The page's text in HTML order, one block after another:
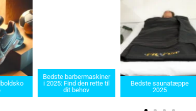
Bedste barbermaskiner
i 2025: Find den rette til
dit behov
Bedste saunatæppe
2025